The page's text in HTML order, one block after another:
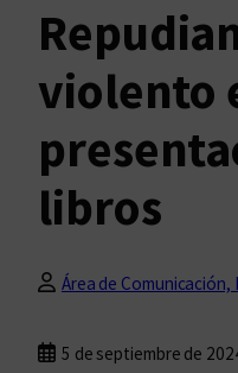
violento
libros
Área de Comunicación,
5 de septiembre de